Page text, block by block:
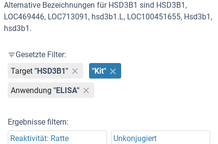
Alternative Bezeichnungen für HSD3B1 sind HSD3B1,
LOC469446, LOC713091, hsd3b1.L, LOC100451655, Hsd3b1,
hsd3b1.
Gesetzte Filter:
Target "HSD3B1" "Kit"
Anwendung "ELISA"
Ergebnisse filtern:
Reaktivität: Ratte
Unkonjugiert